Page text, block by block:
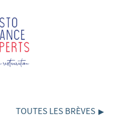
TOUTES LES BRÈVES